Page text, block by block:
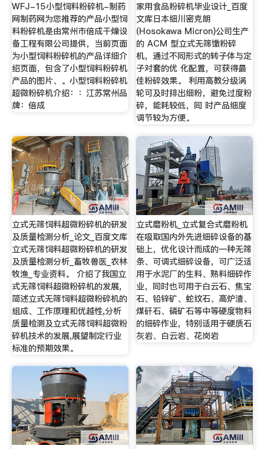
WFJ-15小型饲料粉碎机-制药
网制药网为您推荐的产品小型饲
料粉碎机是由常州市倍成干燥设
备工程有限公司提供，当前页面
为小型饲料粉碎机的产品详细介
绍页面，包含了小型饲料粉碎机
产品的图片、。小型饲料粉碎机
超微粉碎机介绍：：江苏常州品
牌：倍成
家用食品粉碎机毕业设计_百度
文库日本细川密克朗
(Hosokawa Micron)公司生产
的 ACM 型立式无筛馓粉碎
机，通过不同形式的转子体与定
子对套的优 化配置，可获得最
佳粉碎效果。 利用高教分级涡
轮可及时排出细粉，避免过度粉
碎，能耗较低，同 时产品细度
调节较为方便。
立式无筛饲料超微粉碎机的研发
及质量检测分析_论文_百度文库
立式无筛饲料超微粉碎机的研发
及质量检测分析_畜牧兽医_农林
牧渔_专业资料。 介绍了我国立
式无筛饲料超微粉碎机的发展,
简述立式无筛饲料超微粉碎机的
组成、工作原理和优越性,分析
质量检测及立式无筛饲料超微粉
碎机技术的发展,展望制定行业
标准的预期效果。
立式磨粉机_立式复合式磨粉机
在吸取国内外先进细碎设备的基
础上，优化设计而成的一种无筛
条、可调式细碎设备，可广泛适
用于水泥厂的生料、熟料细碎作
业，同时也可用于白云石、焦宝
石、铅锌矿、蛇纹石、高炉渣、
煤矸石、磷矿石等中等硬度物料
的细碎作业，特别适用于硬质石
灰岩、白云岩、花岗岩